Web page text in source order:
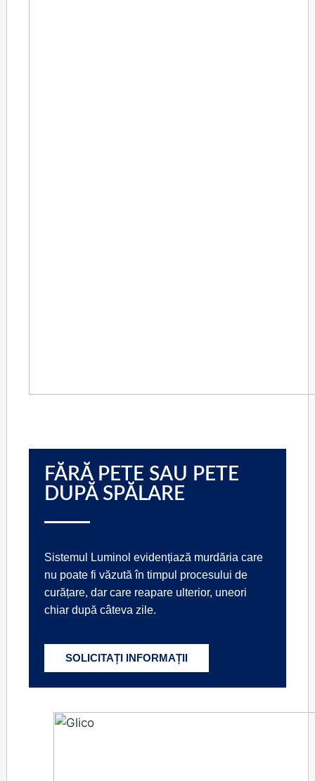
FĂRĂ PETE SAU PETE
DUPĂ SPĂLARE
Sistemul Luminol evidențiază murdăria care
nu poate fi văzută în timpul procesului de
curățare, dar care reapare ulterior, uneori
chiar după câteva zile.
SOLICITAȚI INFORMAȚII